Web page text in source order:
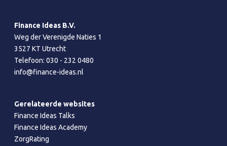
Finance Ideas B.V.
Weg der Verenigde Naties 1
3527 KT Utrecht
Telefoon:030 - 232 0480
info@finance-ideas.nl
Gerelateerde websites
Finance Ideas Talks
Finance Ideas Academy
ZorgRating